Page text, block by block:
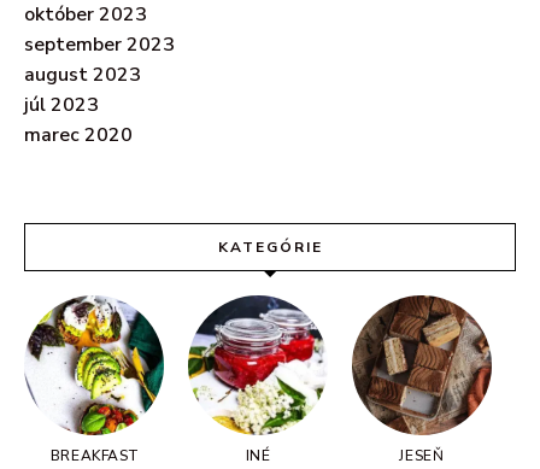
október 2023
september 2023
august 2023
júl 2023
marec 2020
KATEGÓRIE
BREAKFAST INÉ JESEŇ